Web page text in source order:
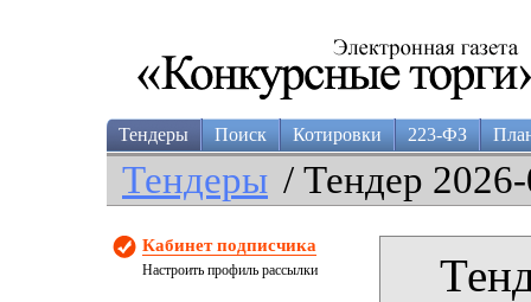
Тендеры Поиск Котировки 223-ФЗ
Тендеры / Тендер
Кабинет подписчика
Настроить профиль рассылки